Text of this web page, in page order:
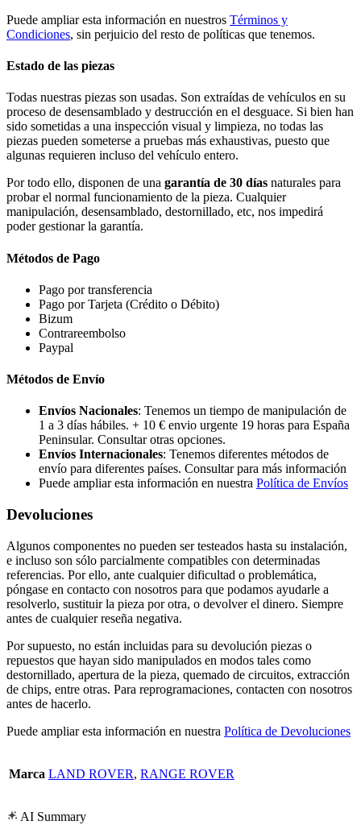
Puede ampliar esta información en nuestros Términos y
Condiciones, sin perjuicio del resto de políticas que tenemos.
Estado de las piezas
Todas nuestras piezas son usadas. Son extraídas de vehículos en su
proceso de desensamblado y destrucción en el desguace. Si bien han
sido sometidas a una inspección visual y limpieza, no todas las
piezas pueden someterse a pruebas más exhaustivas, puesto que
algunas requieren incluso del vehículo entero.
Por todo ello, disponen de una garantía de 30 días naturales para
probar el normal funcionamiento de la pieza. Cualquier
manipulación, desensamblado, destornillado, etc, nos impedirá
poder gestionar la garantía.
Métodos de Pago
Pago por transferencia
Pago por Tarjeta (Crédito o Débito)
Bizum
Contrareembolso
Paypal
Métodos de Envío
Envíos Nacionales: Tenemos un tiempo de manipulación de
1 a 3 días hábiles. + 10 € envio urgente 19 horas para España
Peninsular. Consultar otras opciones.
Envíos Internacionales: Tenemos diferentes métodos de
envío para diferentes países. Consultar para más información
Puede ampliar esta información en nuestra Política de Envíos
Devoluciones
Algunos componentes no pueden ser testeados hasta su instalación,
e incluso son sólo parcialmente compatibles con determinadas
referencias. Por ello, ante cualquier dificultad o problemática,
póngase en contacto con nosotros para que podamos ayudarle a
resolverlo, sustituir la pieza por otra, o devolver el dinero. Siempre
antes de cualquier reseña negativa.
Por supuesto, no están incluidas para su devolución piezas o
repuestos que hayan sido manipulados en modos tales como
destornillado, apertura de la pieza, quemado de circuitos, extracción
de chips, entre otras. Para reprogramaciones, contacten con nosotros
antes de hacerlo.
Puede ampliar esta información en nuestra Política de Devoluciones
Marca LAND ROVER, RANGE ROVER
AI Summary